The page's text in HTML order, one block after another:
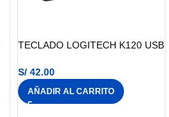
TECLADO LOGITECH K120 USB
S/ 42.00
AÑADIR AL CARRITO